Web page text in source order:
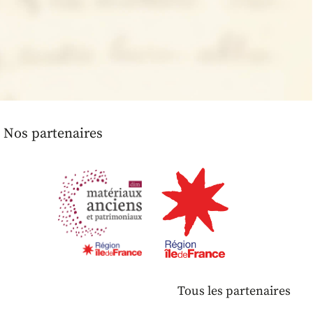
Nos partenaires
Tous les partenaires